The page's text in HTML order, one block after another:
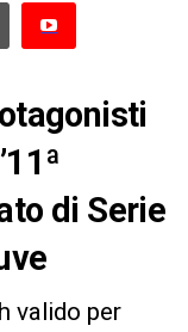
di Serie
valido per